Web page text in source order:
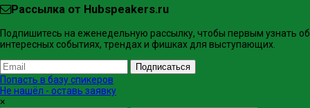
Рассылка от Hubspeakers.ru
Подпишитесь на еженедельную рассылку, чтобы первым узнать об
интересных событиях, трендах и фишках ​для выступающих.
Подписаться
Попасть в базу спикеров
Не нашёл - оставь заявку
×